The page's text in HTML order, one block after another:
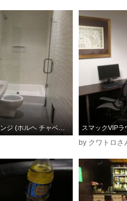
by クワトロさ